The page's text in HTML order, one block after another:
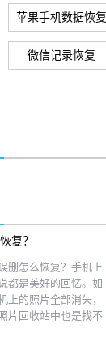
苹果手机数据恢复
微信记录恢复
复？
删怎么恢复？手机上
都是美好的回忆。如
上的照片全部消失，
片回收站中也是找不